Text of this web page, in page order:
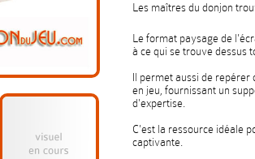
Les maîtres du donjon
Le format paysage de
à ce qui se trouve dessus
Il permet aussi de repérer
en jeu, fournissant un
d'expertise.
C'est la ressource idéale
captivante.